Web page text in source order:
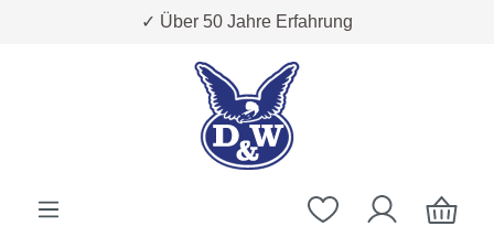
Zum Hauptinhalt springen✓ Über 50 Jahre Erfahrung